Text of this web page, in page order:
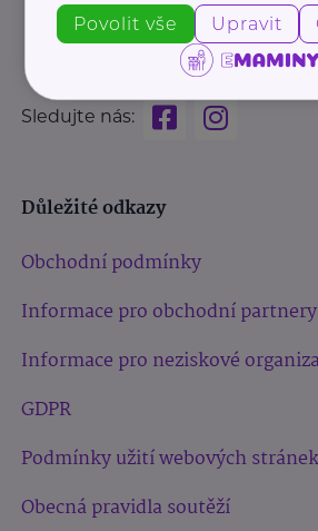
Sledujte nás:
Důležité odkazy
Obchodní podmínky
Informace pro obchodní partnery
Informace pro neziskové
GDPR
Podmínky užití webových stránek
Obecná pravidla soutěží
Povolit vše Upravit